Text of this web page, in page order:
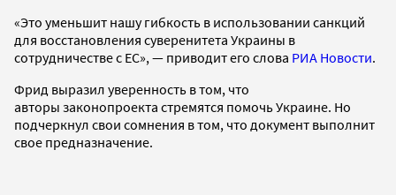
«Это уменьшит нашу гибкость в использовании санкций
для восстановления суверенитета Украины в
сотрудничестве с ЕС», — приводит его слова РИА Новости.
Фрид выразил уверенность в том, что
авторы законопроекта стремятся помочь Украине. Но
подчеркнул свои сомнения в том, что документ выполнит
свое предназначение.